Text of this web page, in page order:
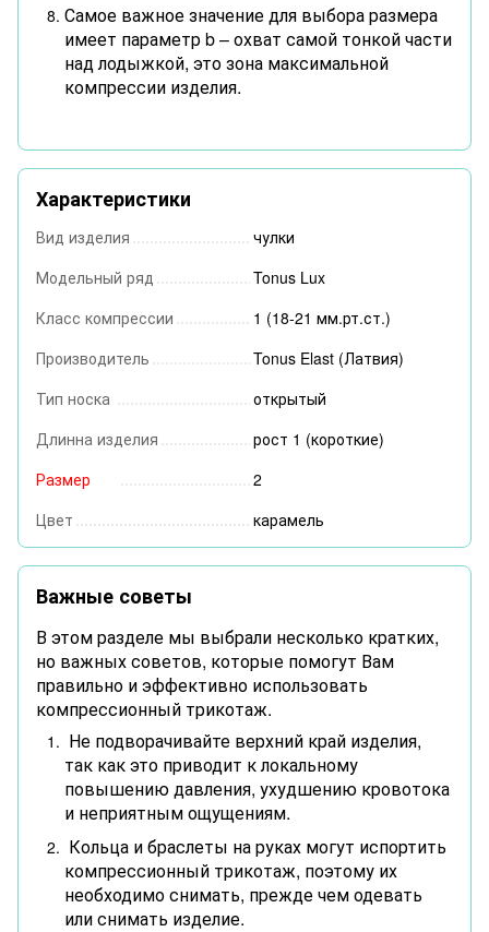
Самое важное значение для выбора размера
имеет параметр b – охват самой тонкой части
над лодыжкой, это зона максимальной
компрессии изделия.
Характеристики
Вид изделия
чулки
Модельный ряд
Tonus Lux
Класс компрессии
1 (18-21 мм.рт.ст.)
Производитель
Tonus Elast (Латвия)
Тип носка
открытый
Длинна изделия
рост 1 (короткие)
Размер
2
Цвет
карамель
Важные советы
В этом разделе мы выбрали несколько кратких,
но важных советов, которые помогут Вам
правильно и эффективно использовать
компрессионный трикотаж.
Не подворачивайте верхний край изделия,
так как это приводит к локальному
повышению давления, ухудшению кровотока
и неприятным ощущениям.
Кольца и браслеты на руках могут испортить
компрессионный трикотаж, поэтому их
необходимо снимать, прежде чем одевать
или снимать изделие.